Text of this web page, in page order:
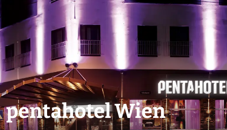
pentahotel Wien